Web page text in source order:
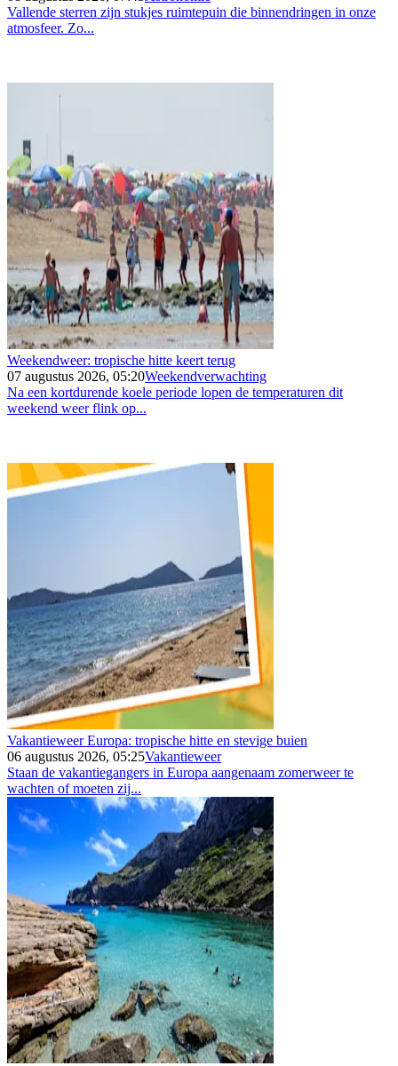
Vallende sterren zijn stukjes ruimtepuin die binnendringen in onze
atmosfeer. Zo...
Weekendweer: tropische hitte keert terug
07 augustus 2026, 05:20Weekendverwachting
Na een kortdurende koele periode lopen de temperaturen dit
weekend weer flink op...
Vakantieweer Europa: tropische hitte en stevige buien
06 augustus 2026, 05:25Vakantieweer
Staan de vakantiegangers in Europa aangenaam zomerweer te
wachten of moeten zij...